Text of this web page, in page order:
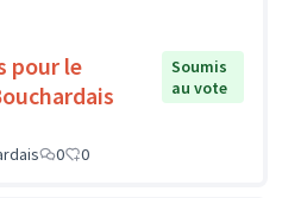
pour le
Soumis
au vote
0 0